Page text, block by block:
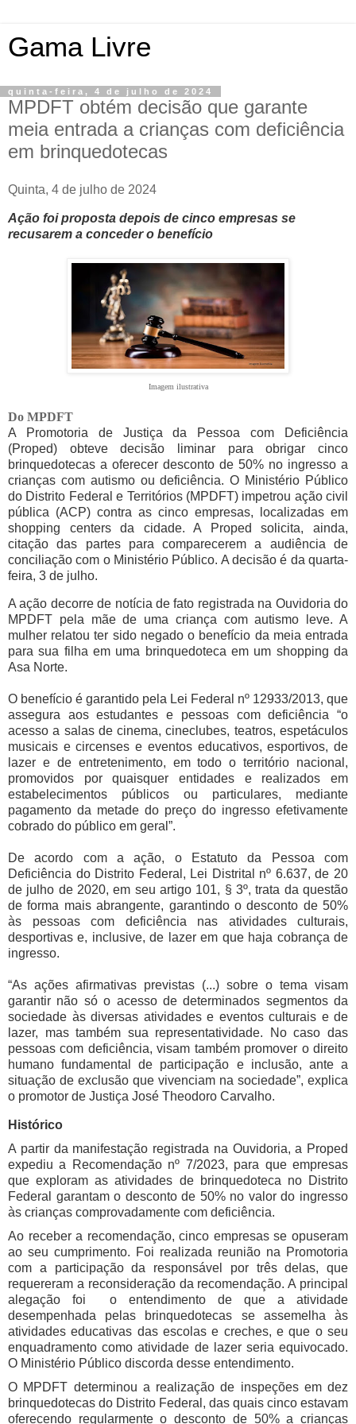
Gama Livre
quinta-feira, 4 de julho de 2024
MPDFT obtém decisão que garante
meia entrada a crianças com deficiência
em brinquedotecas
Quinta, 4 de julho de 2024
Ação foi proposta depois de cinco empresas se
recusarem a conceder o benefício
Imagem ilustrativa
Do MPDFT
A Promotoria de Justiça da Pessoa com Deficiência
(Proped) obteve decisão liminar para obrigar cinco
brinquedotecas a oferecer desconto de 50% no ingresso a
crianças com autismo ou deficiência. O Ministério Público
do Distrito Federal e Territórios (MPDFT) impetrou ação civil
pública (ACP) contra as cinco empresas, localizadas em
shopping centers da cidade. A Proped solicita, ainda,
citação das partes para comparecerem a audiência de
conciliação com o Ministério Público. A decisão é da quarta-
feira, 3 de julho.
A ação decorre de notícia de fato registrada na Ouvidoria do
MPDFT pela mãe de uma criança com autismo leve. A
mulher relatou ter sido negado o benefício da meia entrada
para sua filha em uma brinquedoteca em um shopping da
Asa Norte.
O benefício é garantido pela Lei Federal nº 12933/2013, que
assegura aos estudantes e pessoas com deficiência “o
acesso a salas de cinema, cineclubes, teatros, espetáculos
musicais e circenses e eventos educativos, esportivos, de
lazer e de entretenimento, em todo o território nacional,
promovidos por quaisquer entidades e realizados em
estabelecimentos públicos ou particulares, mediante
pagamento da metade do preço do ingresso efetivamente
cobrado do público em geral”.
De acordo com a ação, o Estatuto da Pessoa com
Deficiência do Distrito Federal, Lei Distrital nº 6.637, de 20
de julho de 2020, em seu artigo 101, § 3º, trata da questão
de forma mais abrangente, garantindo o desconto de 50%
às pessoas com deficiência nas atividades culturais,
desportivas e, inclusive, de lazer em que haja cobrança de
ingresso.
“As ações afirmativas previstas (...) sobre o tema visam
garantir não só o acesso de determinados segmentos da
sociedade às diversas atividades e eventos culturais e de
lazer, mas também sua representatividade. No caso das
pessoas com deficiência, visam também promover o direito
humano fundamental de participação e inclusão, ante a
situação de exclusão que vivenciam na sociedade”, explica
o promotor de Justiça José Theodoro Carvalho.
Histórico
A partir da manifestação registrada na Ouvidoria, a Proped
expediu a Recomendação nº 7/2023, para que empresas
que exploram as atividades de brinquedoteca no Distrito
Federal garantam o desconto de 50% no valor do ingresso
às crianças comprovadamente com deficiência.
Ao receber a recomendação, cinco empresas se opuseram
ao seu cumprimento. Foi realizada reunião na Promotoria
com a participação da responsável por três delas, que
requereram a reconsideração da recomendação. A principal
alegação foi o entendimento de que a atividade
desempenhada pelas brinquedotecas se assemelha às
atividades educativas das escolas e creches, e que o seu
enquadramento como atividade de lazer seria equivocado.
O Ministério Público discorda desse entendimento.
O MPDFT determinou a realização de inspeções em dez
brinquedotecas do Distrito Federal, das quais cinco estavam
oferecendo regularmente o desconto de 50% a crianças